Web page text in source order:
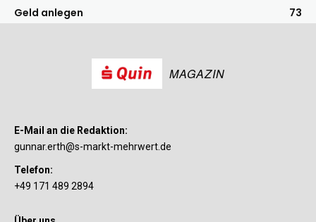
Geld anlegen
73
MAGAZIN
E-Mail an die Redaktion:
gunnar.erth@s-markt-mehrwert.de
Telefon:
+49 171 489 2894